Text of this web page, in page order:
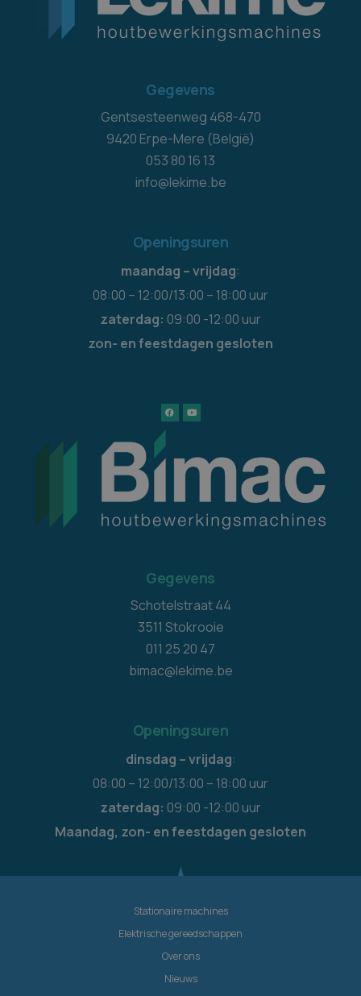
Gegevens
Gentsesteenweg 468-470
9420 Erpe-Mere (België)
053 80 16 13
info@lekime.be
Openingsuren
maandag – vrijdag:
08:00 – 12:00/13:00 – 18:00 uur
zaterdag: 09:00 -12:00 uur
zon- en feestdagen gesloten
Gegevens
Schotelstraat 44
3511 Stokrooie
011 25 20 47
bimac@lekime.be
Openingsuren
dinsdag – vrijdag:
08:00 – 12:00/13:00 – 18:00 uur
zaterdag: 09:00 -12:00 uur
Maandag, zon- en feestdagen gesloten
Stationaire machines
Elektrische gereedschappen
Over ons
Nieuws